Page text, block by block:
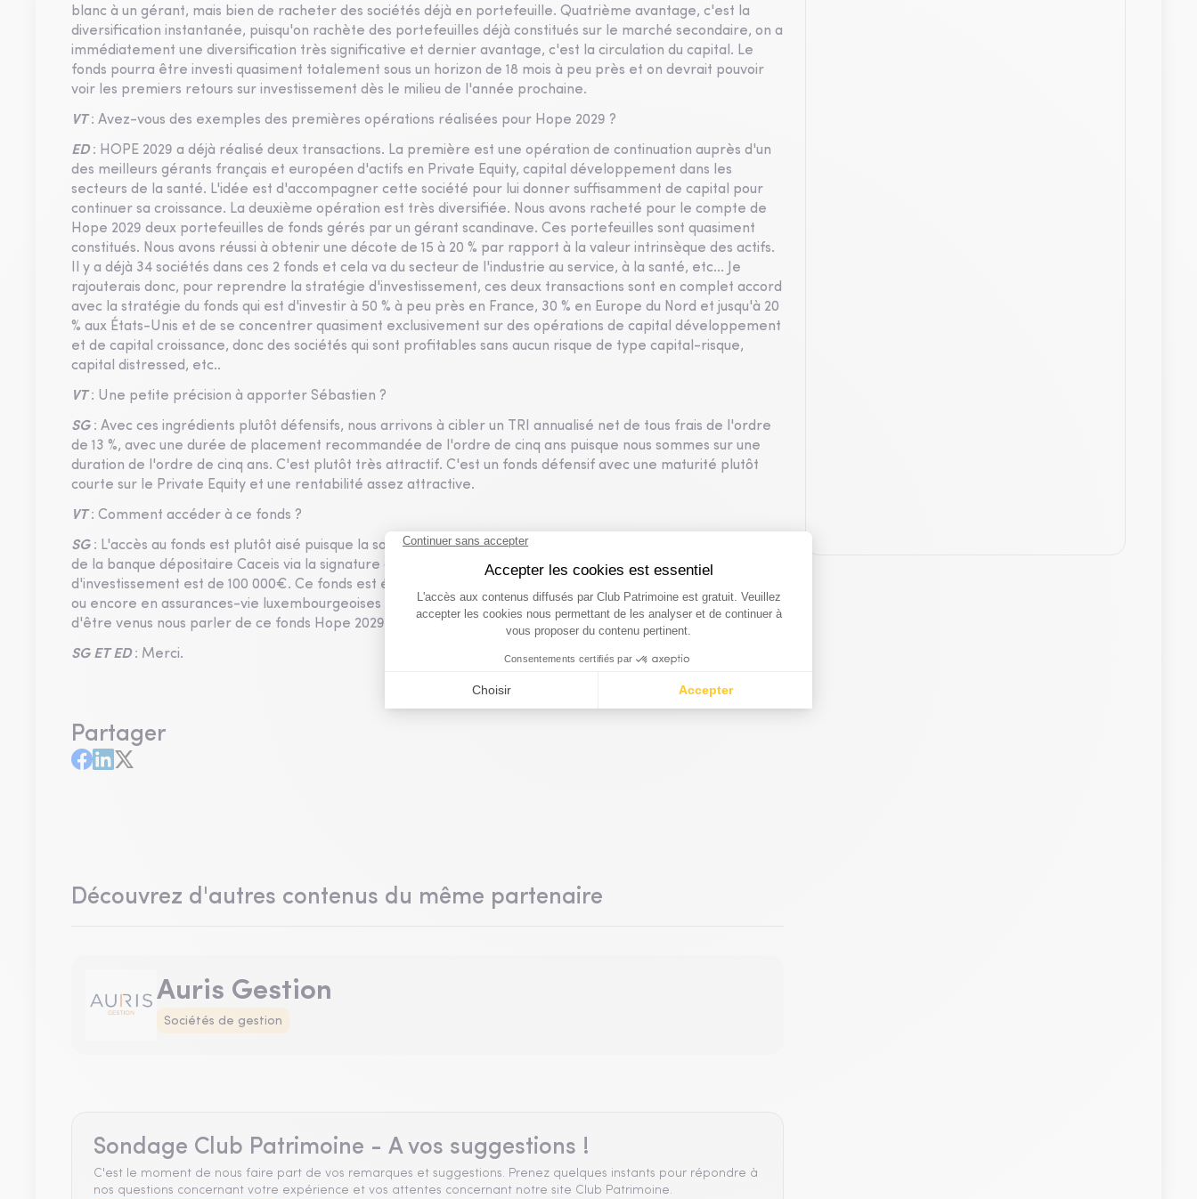
blanc à un gérant, mais bien de racheter des sociétés déjà en portefeuille. Quatrième avantage, c'est la
diversification instantanée, puisqu'on rachète des portefeuilles déjà constitués sur le marché secondaire, on a
immédiatement une diversification très significative et dernier avantage, c'est la circulation du capital. Le
fonds pourra être investi quasiment totalement sous un horizon de 18 mois à peu près et on devrait pouvoir
voir les premiers retours sur investissement dès le milieu de l'année prochaine.
VT: Avez-vous des exemples des premières opérations réalisées pour Hope 2029 ?
ED: HOPE 2029 a déjà réalisé deux transactions. La première est une opération de continuation auprès d'un
des meilleurs gérants français et européen d'actifs en Private Equity, capital développement dans les
secteurs de la santé. L'idée est d'accompagner cette société pour lui donner suffisamment de capital pour
continuer sa croissance. La deuxième opération est très diversifiée. Nous avons racheté pour le compte de
Hope 2029 deux portefeuilles de fonds gérés par un gérant scandinave. Ces portefeuilles sont quasiment
constitués. Nous avons réussi à obtenir une décote de 15 à 20 % par rapport à la valeur intrinsèque des actifs.
Il y a déjà 34 sociétés dans ces 2 fonds et cela va du secteur de l'industrie au service, à la santé, etc... Je
rajouterais donc, pour reprendre la stratégie d'investissement, ces deux transactions sont en complet accord
avec la stratégie du fonds qui est d'investir à 50 % à peu près en France, 30 % en Europe du Nord et jusqu'à 20
% aux États-Unis et de se concentrer quasiment exclusivement sur des opérations de capital développement
et de capital croissance, donc des sociétés qui sont profitables sans aucun risque de type capital-risque,
capital distressed, etc..
VT: Une petite précision à apporter Sébastien ?
SG: Avec ces ingrédients plutôt défensifs, nous arrivons à cibler un TRI annualisé net de tous frais de l'ordre
de 13 %, avec une durée de placement recommandée de l'ordre de cinq ans puisque nous sommes sur une
duration de l'ordre de cinq ans. C'est plutôt très attractif. C'est un fonds défensif avec une maturité plutôt
courte sur le Private Equity et une rentabilité assez attractive.
VT: Comment accéder à ce fonds ?
SG: L'accès au fonds est plutôt aisé puisque la souscription peut se faire directement en nominatif pur auprès
de la banque dépositaire Caceis via la signature d'un bulletin de souscription. Le montant minimum
d'investissement est de 100 000€. Ce fonds est éligible en mandats de gestion sur compte-titres ordinaires
ou encore en assurances-vie luxembourgeoises via les fameux FID. Sébastien Grasset, Eric Deram, merci
d'être venus nous parler de ce fonds Hope 2029. Au revoir.
SG ET ED: Merci.
Partager
Découvrez d'autres contenus du même partenaire
Auris Gestion
Sociétés de gestion
Sondage Club Patrimoine - A vos suggestions !
C'est le moment de nous faire part de vos remarques et suggestions. Prenez quelques instants pour répondre à
nos questions concernant votre expérience et vos attentes concernant notre site Club Patrimoine.